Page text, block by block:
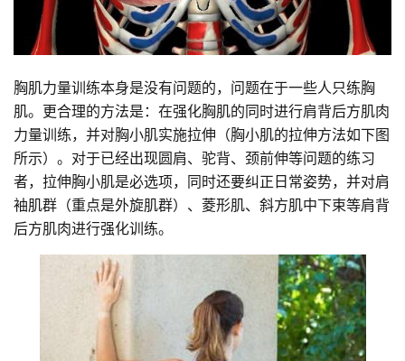
胸肌力量训练本身是没有问题的，问题在于一些人只练胸
肌。更合理的方法是：在强化胸肌的同时进行肩背后方肌肉
力量训练，并对胸小肌实施拉伸（胸小肌的拉伸方法如下图
所示）。对于已经出现圆肩、驼背、颈前伸等问题的练习
者，拉伸胸小肌是必选项，同时还要纠正日常姿势，并对肩
袖肌群（重点是外旋肌群）、菱形肌、斜方肌中下束等肩背
后方肌肉进行强化训练。